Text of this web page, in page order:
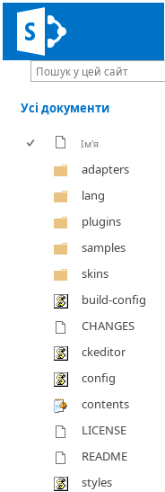
Усі документи
Ім'я
adapters
lang
plugins
samples
skins
build-config
CHANGES
ckeditor
config
contents
LICENSE
README
styles